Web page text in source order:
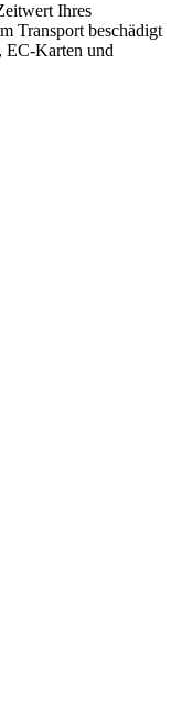
Ihres
Transport beschädigt
EC-Karten und